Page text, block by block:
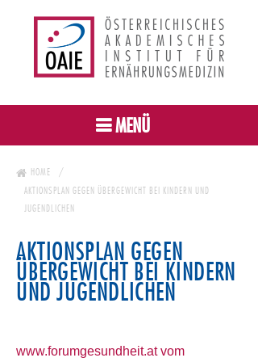
MENÜ
HOME
AKTIONSPLAN GEGEN ÜBERGEWICHT BEI KINDERN UND
JUGENDLICHEN
AKTIONSPLAN GEGEN
ÜBERGEWICHT BEI KINDERN
UND JUGENDLICHEN
www.forumgesundheit.at vom